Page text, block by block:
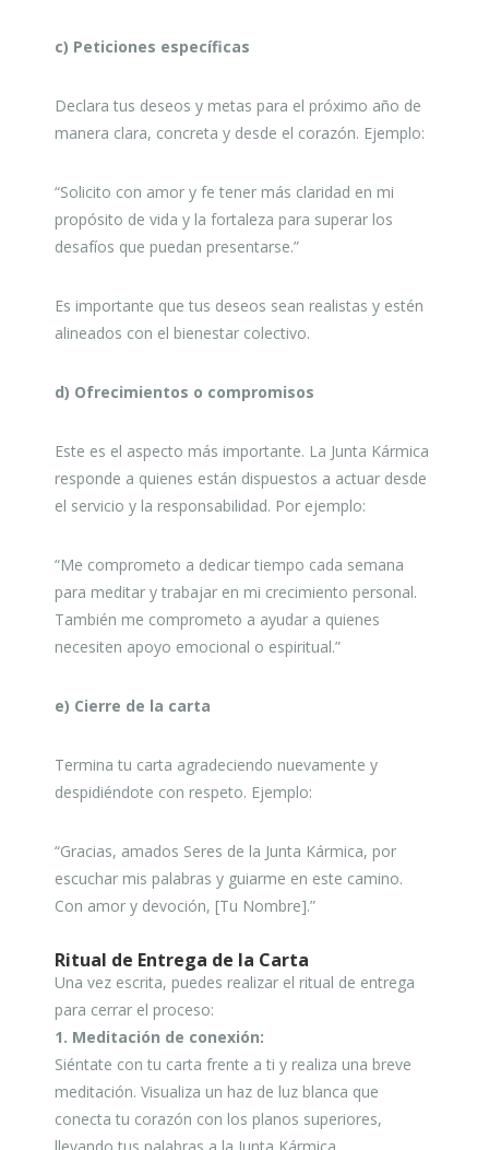
c) Peticiones específicas
Declara tus deseos y metas para el próximo año de
manera clara, concreta y desde el corazón. Ejemplo:
“Solicito con amor y fe tener más claridad en mi
propósito de vida y la fortaleza para superar los
desafíos que puedan presentarse.”
Es importante que tus deseos sean realistas y estén
alineados con el bienestar colectivo.
d) Ofrecimientos o compromisos
Este es el aspecto más importante. La Junta Kármica
responde a quienes están dispuestos a actuar desde
el servicio y la responsabilidad. Por ejemplo:
“Me comprometo a dedicar tiempo cada semana
para meditar y trabajar en mi crecimiento personal.
También me comprometo a ayudar a quienes
necesiten apoyo emocional o espiritual.”
e) Cierre de la carta
Termina tu carta agradeciendo nuevamente y
despidiéndote con respeto. Ejemplo:
“Gracias, amados Seres de la Junta Kármica, por
escuchar mis palabras y guiarme en este camino.
Con amor y devoción, [Tu Nombre].”
Ritual de Entrega de la Carta
Una vez escrita, puedes realizar el ritual de entrega
para cerrar el proceso:
1. Meditación de conexión:
Siéntate con tu carta frente a ti y realiza una breve
meditación. Visualiza un haz de luz blanca que
conecta tu corazón con los planos superiores,